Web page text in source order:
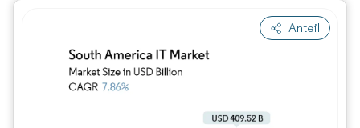
Anteil